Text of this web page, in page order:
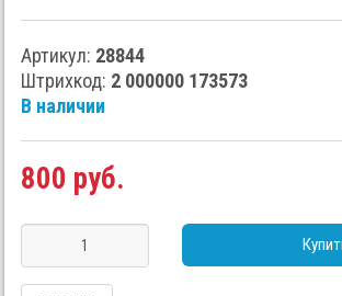
Артикул: 28844
Штрихкод: 2 000000 173573
В наличии
800 руб.